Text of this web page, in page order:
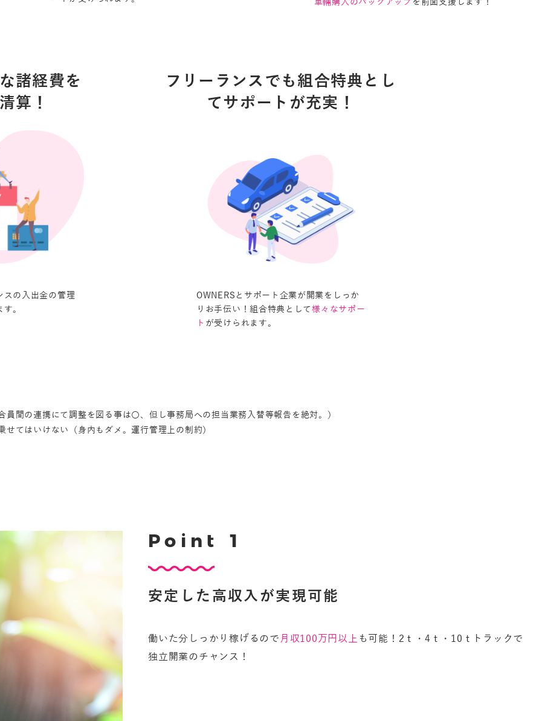
諸経費を
算！
スの入出金の管理
。
フリーランスでも組合特典とし
てサポートが充実！
OWNERSとサポート企業が開業をしっか
りお手伝い！組合特典として様々なサポー
ト が受けられます。
間の連携にて調整を図る事は〇、但し事務局への担当業務入替等報告を絶対。）
てはいけない（身内もダメ。運行管理上の制約）
Po i n t 1
安定 し た高収入が実現可能
働いた分しっかり稼げるので 月収100万円以上 も可能！2ｔ・4ｔ・10ｔトラックで
独立開業のチャンス！